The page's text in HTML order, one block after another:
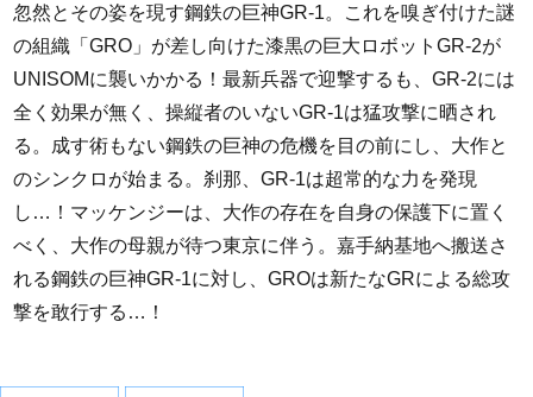
忽然とその姿を現す鋼鉄の巨神GR-1。これを嗅ぎ付けた謎
の組織「GRO」が差し向けた漆黒の巨大ロボットGR-2が
UNISOMに襲いかかる！最新兵器で迎撃するも、GR-2には
全く効果が無く、操縦者のいないGR-1は猛攻撃に晒され
る。成す術もない鋼鉄の巨神の危機を目の前にし、大作と
のシンクロが始まる。刹那、GR-1は超常的な力を発現
し…！マッケンジーは、大作の存在を自身の保護下に置く
べく、大作の母親が待つ東京に伴う。嘉手納基地へ搬送さ
れる鋼鉄の巨神GR-1に対し、GROは新たなGRによる総攻
撃を敢行する…！